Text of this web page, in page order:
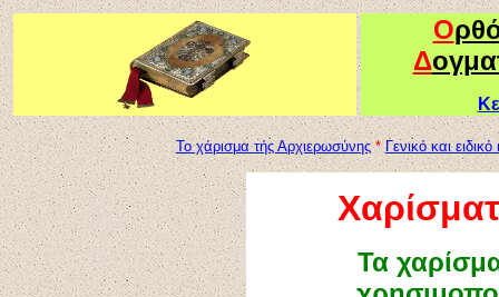
Ο
Δ
Το χάρισμα τής Αρχιερωσύνης* Γενικό και ειδικό
Τα